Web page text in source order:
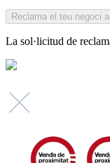
La sol·licitud de